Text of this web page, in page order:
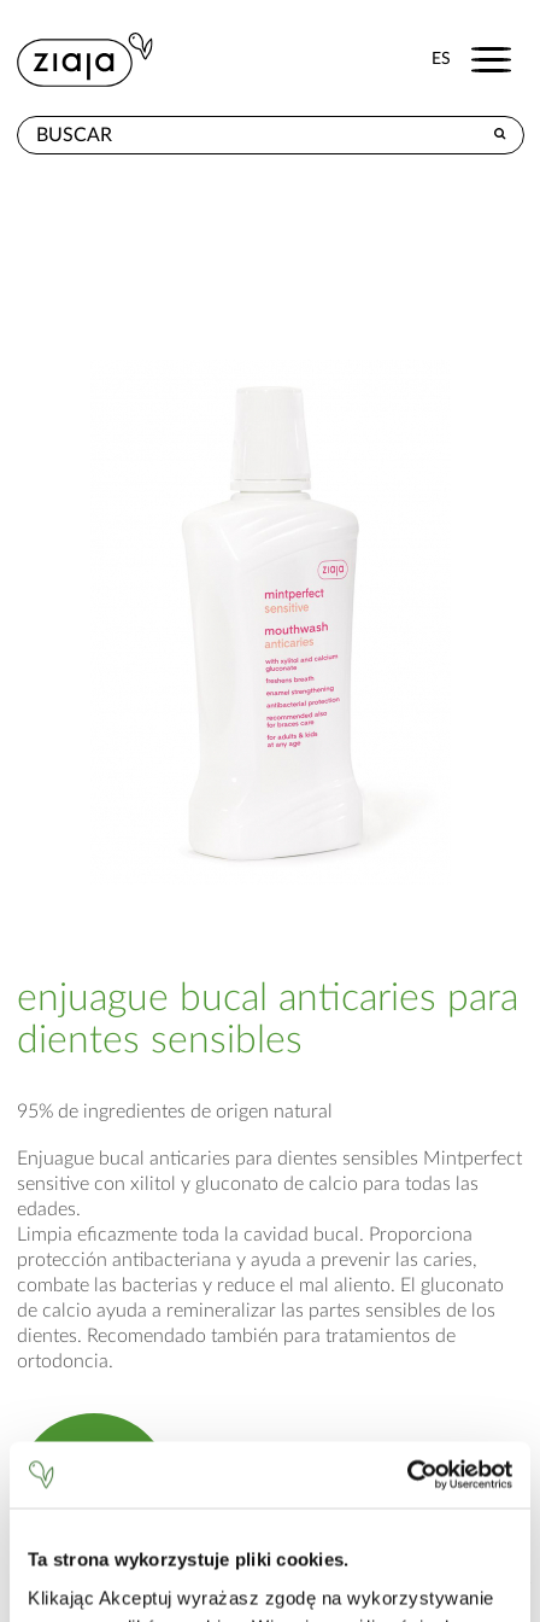
Ta strona wykorzystuje pliki cookies.
Klikając Akceptuj wyrażasz zgodę na wykorzystywanie
ES Menu
enjuague bucal anticaries para
dientes sensibles
95% de ingredientes de origen natural
Enjuague bucal anticaries para dientes sensibles Mintperfect
sensitive con xilitol y gluconato de calcio para todas las
edades.
Limpia eficazmente toda la cavidad bucal. Proporciona
protección antibacteriana y ayuda a prevenir las caries,
combate las bacterias y reduce el mal aliento. El gluconato
de calcio ayuda a remineralizar las partes sensibles de los
dientes. Recomendado también para tratamientos de
ortodoncia.
Consíguelo
MODO DE EMPLEO